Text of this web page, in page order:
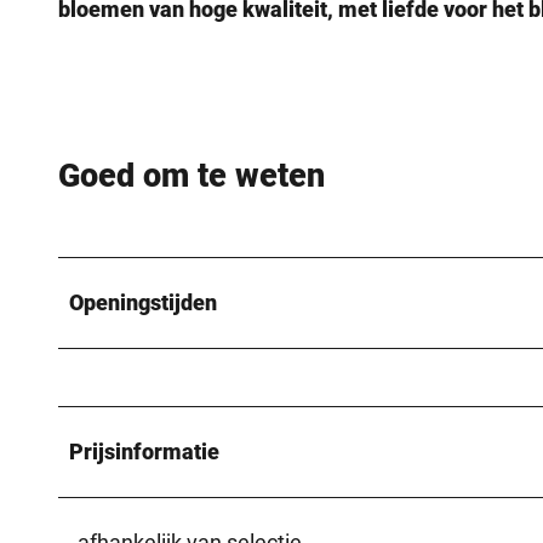
bloemen van hoge kwaliteit, met liefde voor het
Goed om te weten
Openingstijden
Prijsinformatie